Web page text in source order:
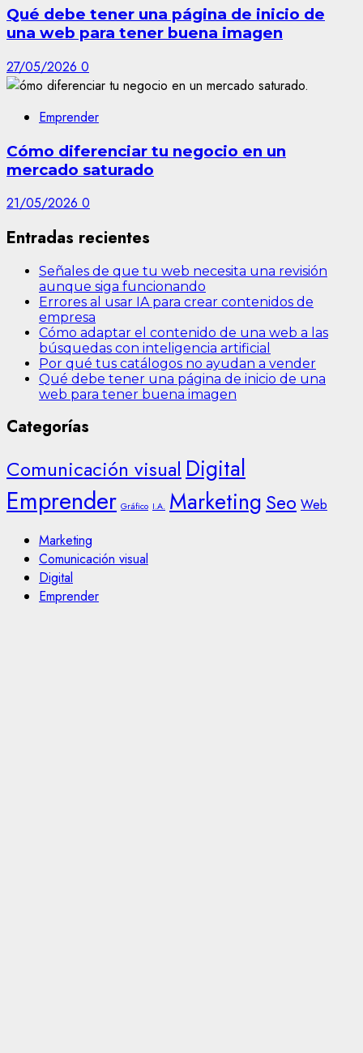
Qué debe tener una página de inicio de
una web para tener buena imagen
27/05/2026 0
Emprender
Cómo diferenciar tu negocio en un
mercado saturado
21/05/2026 0
Entradas recientes
Señales de que tu web necesita una revisión
aunque siga funcionando
Errores al usar IA para crear contenidos de
empresa
Cómo adaptar el contenido de una web a las
búsquedas con inteligencia artificial
Por qué tus catálogos no ayudan a vender
Qué debe tener una página de inicio de una
web para tener buena imagen
Categorías
Comunicación visual Digital
Emprender Gráfico I.A. Marketing Seo Web
Marketing
Comunicación visual
Digital
Emprender